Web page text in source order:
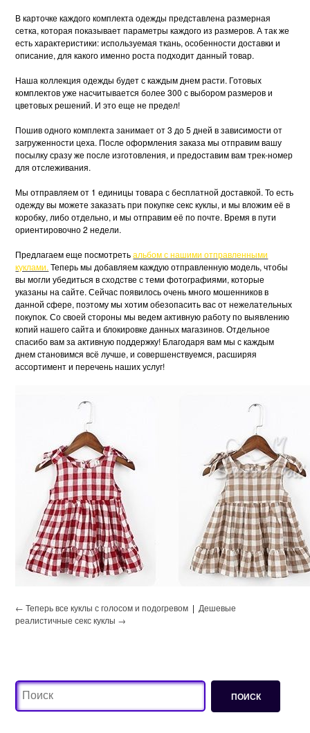
В карточке каждого комплекта одежды представлена размерная
сетка, которая показывает параметры каждого из размеров. А так же
есть характеристики: используемая ткань, особенности доставки и
описание, для какого именно роста подходит данный товар.
Наша коллекция одежды будет с каждым днем расти. Готовых
комплектов уже насчитывается более 300 с выбором размеров и
цветовых решений. И это еще не предел!
Пошив одного комплекта занимает от 3 до 5 дней в зависимости от
загруженности цеха. После оформления заказа мы отправим вашу
посылку сразу же после изготовления, и предоставим вам трек-номер
для отслеживания.
Мы отправляем от 1 единицы товара с бесплатной доставкой. То есть
одежду вы можете заказать при покупке секс куклы, и мы вложим её в
коробку, либо отдельно, и мы отправим её по почте. Время в пути
ориентировочно 2 недели.
Предлагаем еще посмотретьальбом с нашими отправленными
куклами. Теперь мы добавляем каждую отправленную модель, чтобы
вы могли убедиться в сходстве с теми фотографиями, которые
указаны на сайте. Сейчас появилось очень много мошенников в
данной сфере, поэтому мы хотим обезопасить вас от нежелательных
покупок. Со своей стороны мы ведем активную работу по выявлению
копий нашего сайта и блокировке данных магазинов. Отдельное
спасибо вам за активную поддержку! Благодаря вам мы с каждым
днем становимся всё лучше, и совершенствуемся, расширяя
ассортимент и перечень наших услуг!
← Теперь все куклы с голосом и подогревом | Дешевые
реалистичные секс куклы →